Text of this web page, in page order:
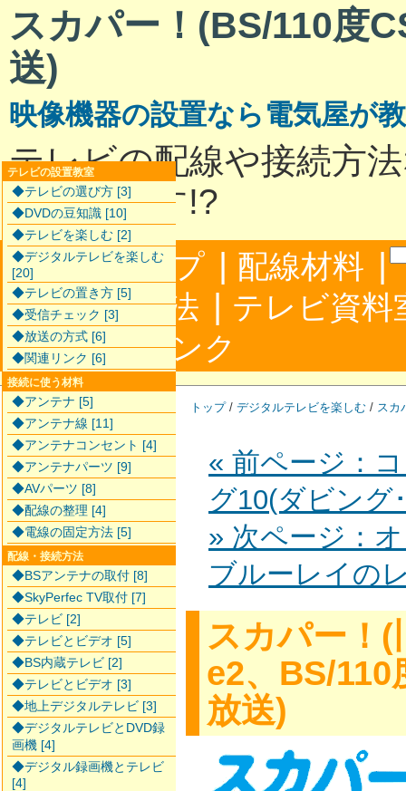
スカパー！(BS/110度
送)
映像機器の設置なら電気屋が
テレビの配線や接続方
説明します!?
サイトマップ | 配線材料 |
配線接続方法 | テレビ資料
合わせ|リンク
トップ/ デジタルテレビを楽しむ / スカ
« 前ページ：
グ10(ダビング
» 次ページ：
ブルーレイの
スカパー！(
e2、BS/110
放送)
テレビの設置教室
◆テレビの選び方 [3]
◆DVDの豆知識 [10]
◆テレビを楽しむ [2]
◆デジタルテレビを楽しむ
[20]
◆テレビの置き方 [5]
◆受信チェック [3]
◆放送の方式 [6]
◆関連リンク [6]
接続に使う材料
◆アンテナ [5]
◆アンテナ線 [11]
◆アンテナコンセント [4]
◆アンテナパーツ [9]
◆AVパーツ [8]
◆配線の整理 [4]
◆電線の固定方法 [5]
配線・接続方法
◆BSアンテナの取付 [8]
◆SkyPerfec TV取付 [7]
◆テレビ [2]
◆テレビとビデオ [5]
◆BS内蔵テレビ [2]
◆テレビとビデオ [3]
◆地上デジタルテレビ [3]
◆デジタルテレビとDVD録
画機 [4]
◆デジタル録画機とテレビ
[4]